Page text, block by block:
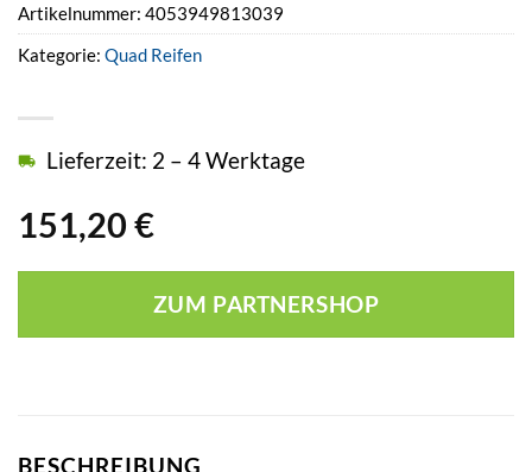
151,20 €
Lieferzeit: 2 – 4 Werktage
ZUM PARTNERSHOP
Artikelnummer: 4053949813039
Kategorie: Quad Reifen
BESCHREIBUNG